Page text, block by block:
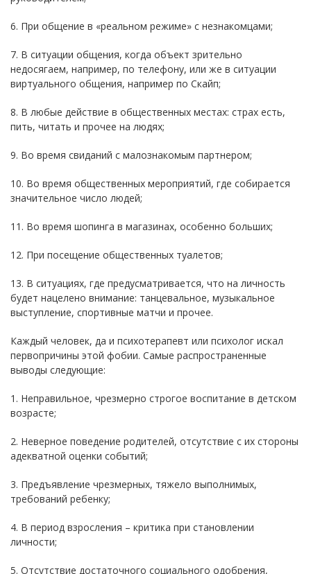
6. При общение в «реальном режиме» с незнакомцами;
7. В ситуации общения, когда объект зрительно
недосягаем, например, по телефону, или же в ситуации
виртуального общения, например по Скайп;
8. В любые действие в общественных местах: страх есть,
пить, читать и прочее на людях;
9. Во время свиданий с малознакомым партнером;
10. Во время общественных мероприятий, где собирается
значительное число людей;
11. Во время шопинга в магазинах, особенно больших;
12. При посещение общественных туалетов;
13. В ситуациях, где предусматривается, что на личность
будет нацелено внимание: танцевальное, музыкальное
выступление, спортивные матчи и прочее.
Каждый человек, да и психотерапевт или психолог искал
первопричины этой фобии. Самые распространенные
выводы следующие:
1. Неправильное, чрезмерно строгое воспитание в детском
возрасте;
2. Неверное поведение родителей, отсутствие с их стороны
адекватной оценки событий;
3. Предъявление чрезмерных, тяжело выполнимых,
требований ребенку;
4. В период взросления – критика при становлении
личности;
5. Отсутствие достаточного социального одобрения,